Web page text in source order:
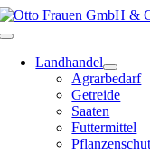
Zum
Inhalt
Toggle
NavigationLandhandel
Agrarbedarf
Getreide
Saaten
Futtermittel